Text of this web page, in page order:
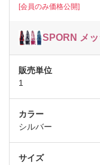
[会員のみ価格公開]
SPORN メ
1
シルバー